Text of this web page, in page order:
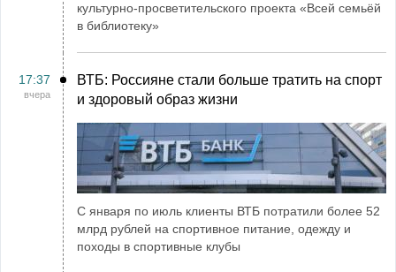
культурно-просветительского проекта «Всей семьёй
в библиотеку»
17:37
вчера
ВТБ: Россияне стали больше тратить на спорт
и здоровый образ жизни
С января по июль клиенты ВТБ потратили более 52
млрд рублей на спортивное питание, одежду и
походы в спортивные клубы